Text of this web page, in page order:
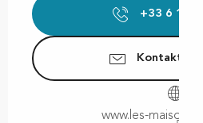
+33 6 15
www.les-maisons-